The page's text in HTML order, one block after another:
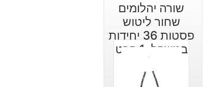
שורה יהלומים
שחור ליטוש
פסטות 36 יחידות
במשקל: 1 קרט